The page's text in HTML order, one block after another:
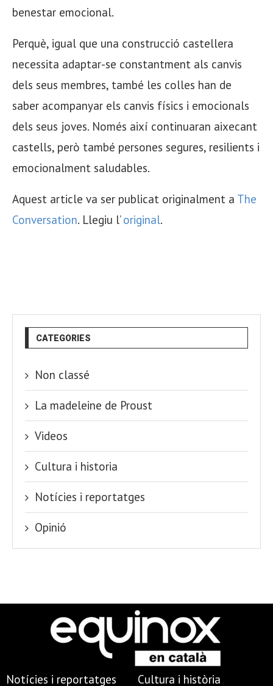
benestar emocional.
Perquè, igual que una construcció castellera
necessita adaptar-se constantment als canvis
dels seus membres, també les colles han de
saber acompanyar els canvis físics i emocionals
dels seus joves. Només així continuaran aixecant
castells, però també persones segures, resilients i
emocionalment saludables.
Aquest article va ser publicat originalment a The
Conversation. Llegiu l’original.
CATEGORIES
Non classé
La madeleine de Proust
Videos
Cultura i historia
Notícies i reportatges
Opinió
Notícies i reportatges Cultura i història